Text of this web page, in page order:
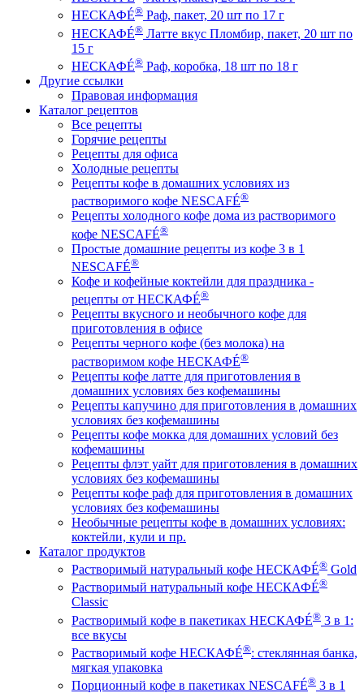
НЕСКАФÉ® Раф, пакет, 20 шт по 17 г
НЕСКАФÉ® Латте вкус Пломбир, пакет, 20 шт по
15 г
НЕСКАФÉ® Раф, коробка, 18 шт по 18 г
Другие ссылки
Правовая информация
Каталог рецептов
Все рецепты
Горячие рецепты
Рецепты для офиса
Холодные рецепты
Рецепты кофе в домашних условиях из
растворимого кофе NESCAFÉ®
Рецепты холодного кофе дома из растворимого
кофе NESCAFÉ®
Простые домашние рецепты из кофе 3 в 1
NESCAFÉ®
Кофе и кофейные коктейли для праздника -
рецепты от НЕСКАФÉ®
Рецепты вкусного и необычного кофе для
приготовления в офисе
Рецепты черного кофе (без молока) на
растворимом кофе НЕСКАФÉ®
Рецепты кофе латте для приготовления в
домашних условиях без кофемашины
Рецепты капучино для приготовления в домашних
условиях без кофемашины
Рецепты кофе мокка для домашних условий без
кофемашины
Рецепты флэт уайт для приготовления в домашних
условиях без кофемашины
Рецепты кофе раф для приготовления в домашних
условиях без кофемашины
Необычные рецепты кофе в домашних условиях:
коктейли, кули и пр.
Каталог продуктов
Растворимый натуральный кофе НЕСКАФÉ® Gold
Растворимый натуральный кофе НЕСКАФÉ®
Classic
Растворимый кофе в пакетиках НЕСКАФÉ® 3 в 1:
все вкусы
Растворимый кофе НЕСКАФÉ®: стеклянная банка,
мягкая упаковка
Порционный кофе в пакетиках NESCAFÉ® 3 в 1